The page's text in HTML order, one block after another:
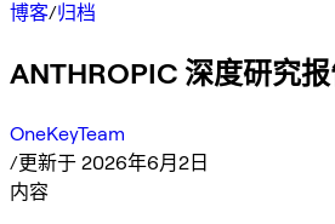
博客/归档
ANTHROPIC 深度研究
OneKeyTeam
/更新于 2026年6月2日
内容